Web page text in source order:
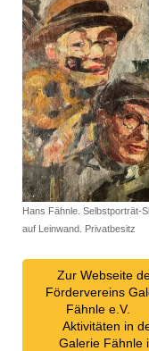
Hans Fähnle. Selbstporträt-
auf Leinwand. Privatbesitz
Zur Webseite
Fördervereins
Fähnle e.V.
Aktivitäten in
Galerie Fähnle